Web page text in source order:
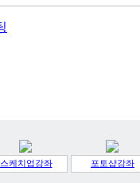
스케치업강좌 포토샵강좌